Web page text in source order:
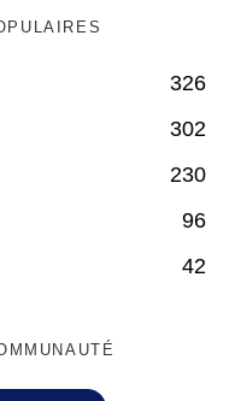
326
302
230
96
42